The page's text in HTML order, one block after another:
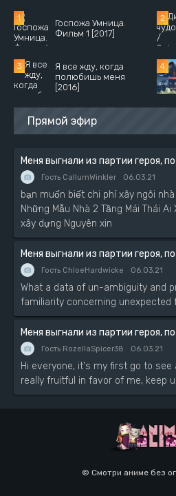
Госпожа Умница.
Фильм 1 [2017]
Я все жду, когда
полюбишь меня
[2016]
Прямой эфир
Гость CallumWinkler 06.03.21
bạn muốn biết chi phí xây ngôi
Những Mẫu Nhà 2 Tầng Mái Thái
xây dựng Nguyên xin
Гость ChloeHardwicke 06.03.21
What a data of un-ambiguity and
familiarity concerning unexpected
Гость RozellaSpicer38 06.03.21
Hi everyone, it's my first go to
really fruitful in favor of me, keep
© Смотри аниме без